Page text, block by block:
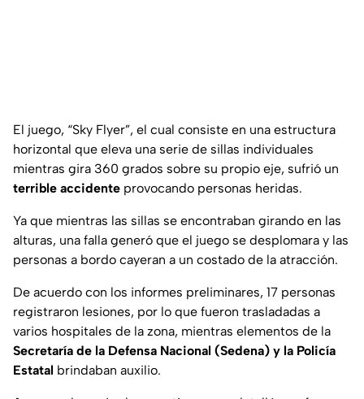
El juego, “Sky Flyer”, el cual consiste en una estructura
horizontal que eleva una serie de sillas individuales
mientras gira 360 grados sobre su propio eje, sufrió un
terrible accidente provocando personas heridas.
Ya que mientras las sillas se encontraban girando en las
alturas, una falla generó que el juego se desplomara y las
personas a bordo cayeran a un costado de la atracción.
De acuerdo con los informes preliminares, 17 personas
registraron lesiones, por lo que fueron trasladadas a
varios hospitales de la zona, mientras elementos de la
Secretaría de la Defensa Nacional (Sedena) y la Policía
Estatal brindaban auxilio.